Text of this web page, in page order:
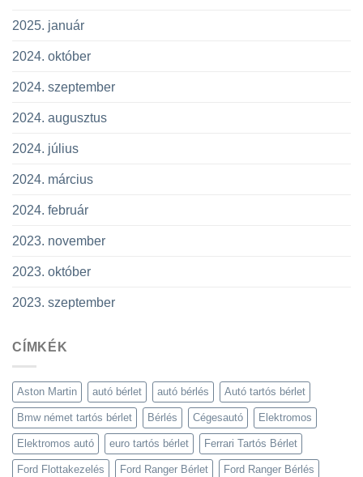
2025. január
2024. október
2024. szeptember
2024. augusztus
2024. július
2024. március
2024. február
2023. november
2023. október
2023. szeptember
CÍMKÉK
Aston Martin autó bérlet autó bérlés Autó tartós bérlet
Bmw német tartós bérlet Bérlés Cégesautó Elektromos
Elektromos autó euro tartós bérlet Ferrari Tartós Bérlet
Ford Flottakezelés Ford Ranger Bérlet Ford Ranger Bérlés